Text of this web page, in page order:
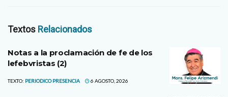
Textos Relacionados
Notas a la proclamación de fe de los
lefebvristas (2)
TEXTO: PERIODICO PRESENCIA 6 AGOSTO, 2026